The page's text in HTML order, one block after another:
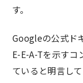
す。
Googleの公式ド
E-E-A-Tを示すコ
ていると明言し